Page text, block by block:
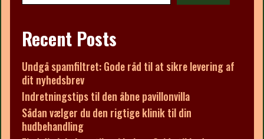
Recent Posts
Undgå spamfiltret: Gode råd til at sikre levering af
dit nyhedsbrev
Indretningstips til den åbne pavillonvilla
Sådan vælger du den rigtige klinik til din
hudbehandling